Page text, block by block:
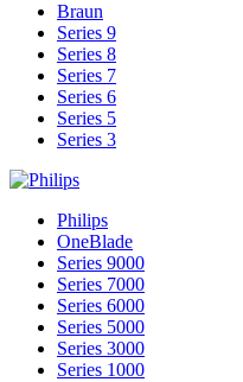
Braun
Series 9
Series 8
Series 7
Series 6
Series 5
Series 3
Philips
OneBlade
Series 9000
Series 7000
Series 6000
Series 5000
Series 3000
Series 1000